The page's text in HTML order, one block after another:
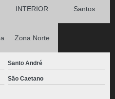
INTERIOR Santos
Zona Norte
Santo André
São Caetano